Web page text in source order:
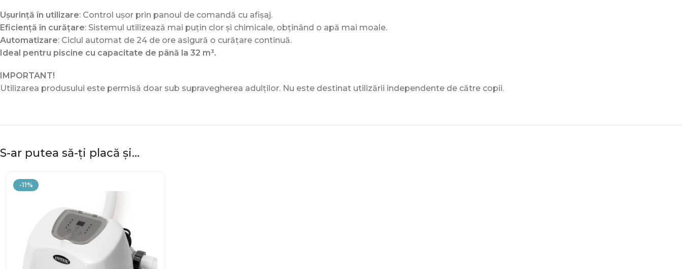
Ușurință în utilizare: Control ușor prin panoul de comandă cu afișaj.
Eficiență în curățare: Sistemul utilizează mai puțin clor și chimicale, obținând o apă mai moale.
Automatizare: Ciclul automat de 24 de ore asigură o curățare continuă.
Ideal pentru piscine cu capacitate de până la 32 m³.
IMPORTANT!
Utilizarea produsului este permisă doar sub supravegherea adulților. Nu este destinat utilizării independente de către copii.
S-ar putea să-ți placă și…
-11%